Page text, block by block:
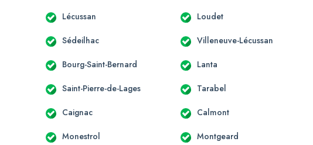
Lécussan Loudet
Sédeilhac Villeneuve-Lécussan
Bourg-Saint-Bernard Lanta
Saint-Pierre-de-Lages Tarabel
Caignac Calmont
Monestrol Montgeard